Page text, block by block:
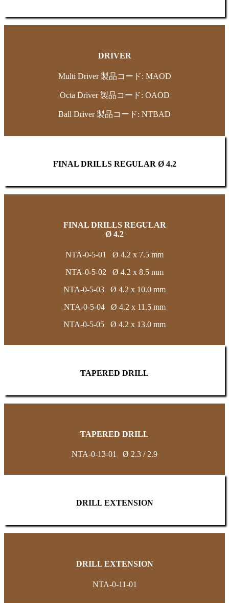
DRIVER
Multi Driver 製品コード: MAOD
Octa Driver 製品コード: OAOD
Ball Driver 製品コード: NTBAD
FINAL DRILLS REGULAR Ø 4.2
FINAL DRILLS REGULAR
Ø 4.2
NTA-0-5-01 Ø 4.2 x 7.5 mm
NTA-0-5-02 Ø 4.2 x 8.5 mm
NTA-0-5-03 Ø 4.2 x 10.0 mm
NTA-0-5-04 Ø 4.2 x 11.5 mm
NTA-0-5-05 Ø 4.2 x 13.0 mm
TAPERED DRILL
TAPERED DRILL
NTA-0-13-01 Ø 2.3 / 2.9
DRILL EXTENSION
DRILL EXTENSION
NTA-0-11-01